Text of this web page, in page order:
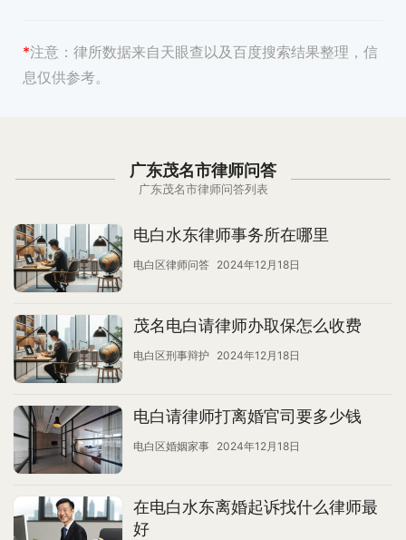
*注意： 律所数据来自天眼查以及百度搜索结果整理，信
息仅供参考。
广东茂名市律师问答
广东茂名市律师问答列表
电白水东律师事务所在哪里
电白区律师问答 2024年12月18日
茂名电白请律师办取保怎么收费
电白区刑事辩护 2024年12月18日
电白请律师打离婚官司要多少钱
电白区婚姻家事 2024年12月18日
在电白水东离婚起诉找什么律师最
好